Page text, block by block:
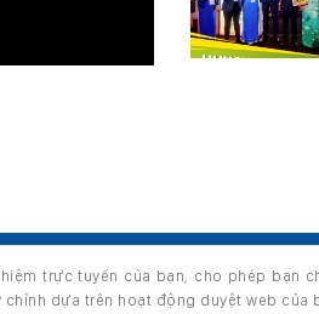
reserved.
trực tuyến của bạn, cho phép bạn
dựa trên hoạt động duyệt web của